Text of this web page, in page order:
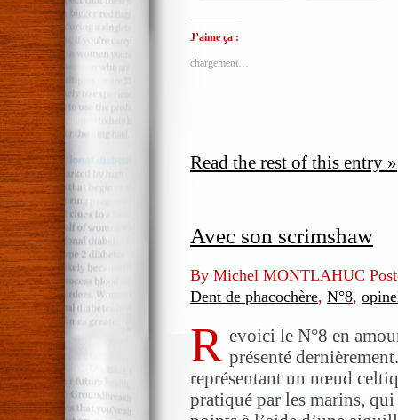
J’aime ça :
chargement…
Read the rest of this entry »
Avec son scrimshaw
By Michel MONTLAHUC
Dent de phacochère, N°8,
R evoici le N°8 en
présenté
représentant un nœud
pratiqué par les marins,